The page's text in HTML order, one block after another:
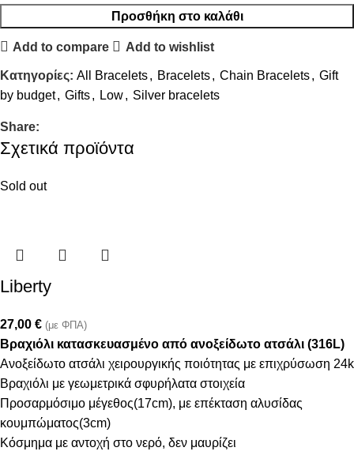
Προσθήκη στο καλάθι
Add to compare Add to wishlist
Κατηγορίες: All Bracelets, Bracelets, Chain Bracelets, Gift
by budget, Gifts, Low, Silver bracelets
Share:
Σχετικά προϊόντα
Sold out
Liberty
27,00 € (με ΦΠΑ)
Βραχιόλι κατασκευασμένο από ανοξείδωτο ατσάλι (316L)
Ανοξείδωτο ατσάλι χειρουργικής ποιότητας με επιχρύσωση 24k
Βραχιόλι με γεωμετρικά σφυρήλατα στοιχεία
Προσαρμόσιμο μέγεθος(17cm), με επέκταση αλυσίδας
κουμπώματος(3cm)
Κόσμημα με αντοχή στο νερό, δεν μαυρίζει